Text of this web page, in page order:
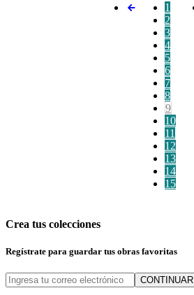
1
2
3
4
5
6
7
8
9
10
11
12
13
14
15
Crea tus colecciones
Regístrate para guardar tus obras favoritas
CONTINUAR